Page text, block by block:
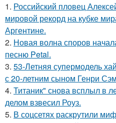
1. Российский пловец
мировой рекорд на кубке
Аргентине.
2. Новая волна споров
песню Petal.
3. 53-Летняя супермодель
с 20-летним сыном Генри
4. Титаник" снова всплыл в
делом взвесил Роуз.
5. В соцсетях раскрутили